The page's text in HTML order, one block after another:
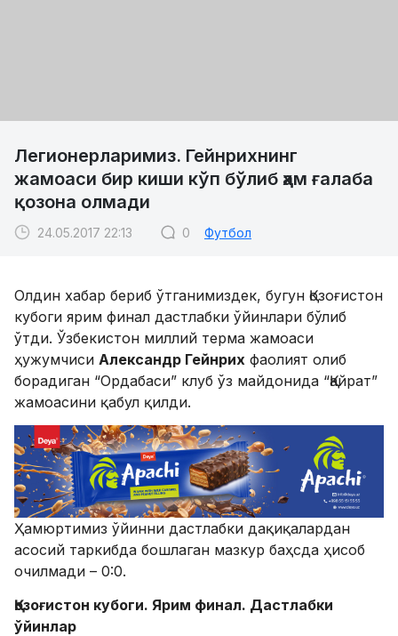
Легионерларимиз. Гейнрихнинг
жамоаси бир киши кўп бўлиб ҳам ғалаба
қозона олмади
24.05.2017 22:13 0 Футбол
Олдин хабар бериб ўтганимиздек, бугун Қозоғистон
кубоги ярим финал дастлабки ўйинлари бўлиб
ўтди. Ўзбекистон миллий терма жамоаси
ҳужумчиси Александр Гейнрих фаолият олиб
борадиган “Ордабаси” клуб ўз майдонида “Қайрат”
жамоасини қабул қилди.
Ҳамюртимиз ўйинни дастлабки дақиқалардан
асосий таркибда бошлаган мазкур баҳсда ҳисоб
очилмади – 0:0.
Қозоғистон кубоги. Ярим финал. Дастлабки
ўйинлар